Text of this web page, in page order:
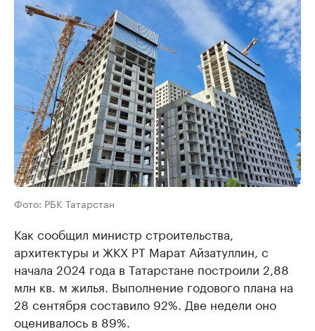
Фото: РБК Татарстан
Как сообщил министр строительства,
архитектуры и ЖКХ РТ Марат Айзатуллин, с
начала 2024 года в Татарстане построили 2,88
млн кв. м жилья. Выполнение годового плана на
28 сентября составило 92%. Две недели оно
оценивалось в 89%.